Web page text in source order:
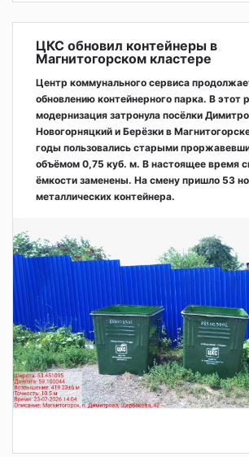
ЦКС обновил контейнеры в
Магнитогорском кластере
Центр коммунального сервиса
обновлению контейнерного парка. В этот
модернизация затронула посёлки
Новогорняцкий и Берёзки в
годы пользовались старыми
объёмом 0,75 куб. м. В настоящее время
ёмкости заменены. На смену пришло 53
металлических контейнера.